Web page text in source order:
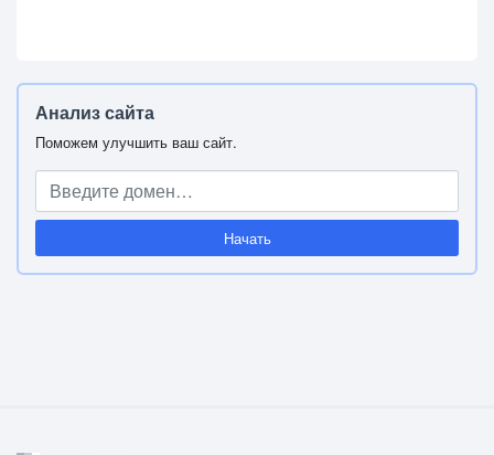
Анализ сайта
Поможем улучшить ваш сайт.
Начать